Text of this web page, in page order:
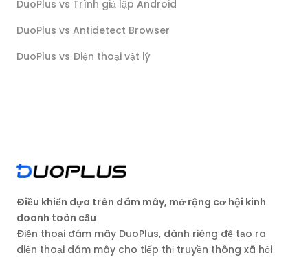
DuoPlus vs Trình giả lập Android
DuoPlus vs Antidetect Browser
DuoPlus vs Điện thoại vật lý
Điều khiển dựa trên đám mây, mở rộng cơ hội kinh
doanh toàn cầu
Điện thoại đám mây DuoPlus, dành riêng để tạo ra
điện thoại đám mây cho tiếp thị truyền thông xã hội